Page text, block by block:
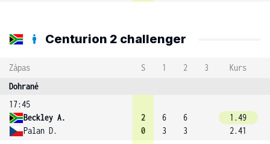
Centurion 2 challenger
Zápas S 1 2 3
Kurs
Dohrané
17:45
Beckley A.
Palan D.
2
0
6
3
6
3
1.49
2.41